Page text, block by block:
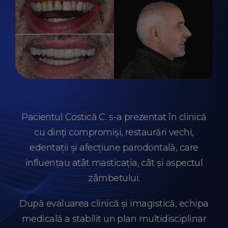
Pacientul Costică C. s-a prezentat în clinică
cu dinți compromiși, restaurări vechi,
edentații și afecțiune parodontală, care
influențau atât masticația, cât și aspectul
zâmbetului.
După evaluarea clinică și imagistică, echipa
medicală a stabilit un plan multidisciplinar